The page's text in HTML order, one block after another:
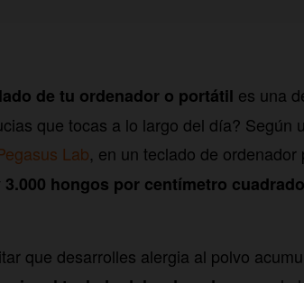
de tu ordenador o portátil es una
que tocas a lo largo del día? Según
Lab, en un teclado de
3.000 hongos por centímetro cuadrado
que desarrolles alergia al polvo